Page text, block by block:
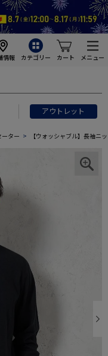
情報 カテゴリー カート メニュー
アウトレット
ター 【ウォッシャブル】長袖ニ